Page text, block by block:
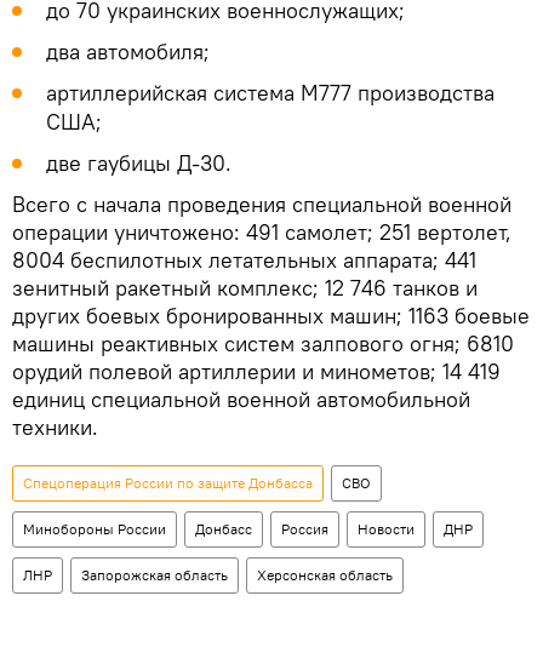
до 70 украинских военнослужащих;
два автомобиля;
артиллерийская система М777 производства
США;
две гаубицы Д-30.
Всего с начала проведения специальной военной
операции уничтожено: 491 самолет; 251 вертолет,
8004 беспилотных летательных аппарата; 441
зенитный ракетный комплекс; 12 746 танков и
других боевых бронированных машин; 1163 боевые
машины реактивных систем залпового огня; 6810
орудий полевой артиллерии и минометов; 14 419
единиц специальной военной автомобильной
техники.
Спецоперация России по защите Донбасса СВО
Минобороны России Донбасс Россия Новости ДНР
ЛНР Запорожская область Херсонская область